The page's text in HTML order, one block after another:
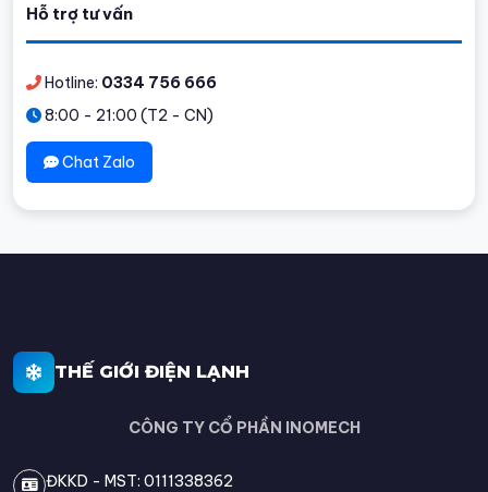
Hỗ trợ tư vấn
Hotline: 0334 756 666
8:00 - 21:00 (T2 - CN)
Chat Zalo
THẾ GIỚI ĐIỆN LẠNH
CÔNG TY CỔ PHẦN INOMECH
ĐKKD - MST: 0111338362